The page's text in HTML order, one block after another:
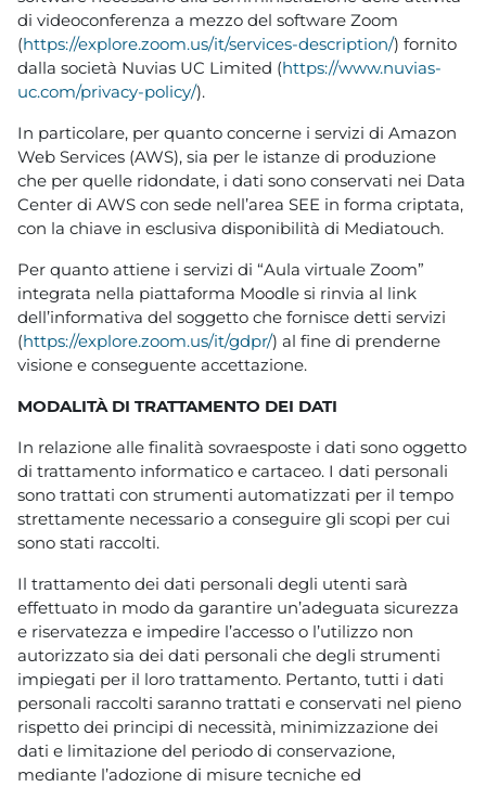
di videoconferenza a mezzo del software Zoom
(https://explore.zoom.us/it/services-description/) fornito
dalla società Nuvias UC Limited (https://www.nuvias-
uc.com/privacy-policy/).
In particolare, per quanto concerne i servizi di Amazon
Web Services (AWS), sia per le istanze di produzione
che per quelle ridondate, i dati sono conservati nei Data
Center di AWS con sede nell’area SEE in forma criptata,
con la chiave in esclusiva disponibilità di Mediatouch.
Per quanto attiene i servizi di “Aula virtuale Zoom”
integrata nella piattaforma Moodle si rinvia al link
dell’informativa del soggetto che fornisce detti servizi
(https://explore.zoom.us/it/gdpr/) al fine di prenderne
visione e conseguente accettazione.
MODALITÀ DI TRATTAMENTO DEI DATI
In relazione alle finalità sovraesposte i dati sono oggetto
di trattamento informatico e cartaceo. I dati personali
sono trattati con strumenti automatizzati per il tempo
strettamente necessario a conseguire gli scopi per cui
sono stati raccolti.
Il trattamento dei dati personali degli utenti sarà
effettuato in modo da garantire un’adeguata sicurezza
e riservatezza e impedire l’accesso o l’utilizzo non
autorizzato sia dei dati personali che degli strumenti
impiegati per il loro trattamento. Pertanto, tutti i dati
personali raccolti saranno trattati e conservati nel pieno
rispetto dei principi di necessità, minimizzazione dei
dati e limitazione del periodo di conservazione,
mediante l’adozione di misure tecniche ed